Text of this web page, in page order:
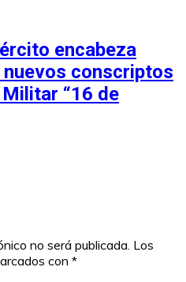
encabeza
conscriptos
“16 de
no será publicada. Los
con *